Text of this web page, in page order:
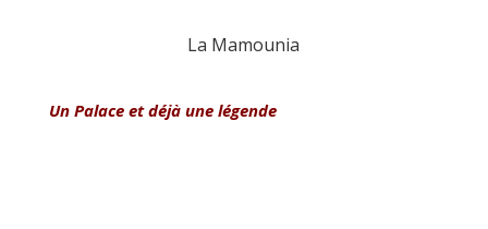
La Mamounia
Un Palace et déjà une légende